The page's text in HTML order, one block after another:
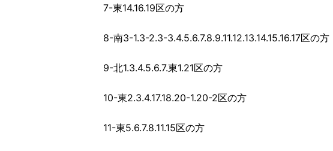
7-東14.16.19区の方
8-南3-1.3-2.3-3.4.5.6.7.8.9.11.12.13.14.15.16.17区の方
9-北1.3.4.5.6.7.東1.21区の方
10-東2.3.4.17.18.20-1.20-2区の方
11-東5.6.7.8.11.15区の方